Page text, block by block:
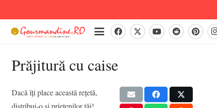
Prăjitură cu caise
Dacă îți place această rețetă,